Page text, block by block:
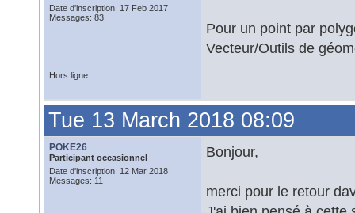
Date d'inscription: 17 Feb 2017
Messages: 83
Pour un point par
Vecteur/Outils de
Hors ligne
Tue 13 March 2018 08:09
POKE26
Participant occasionnel
Date d'inscription: 12 Mar 2018
Messages: 11
Bonjour,
merci pour le retour